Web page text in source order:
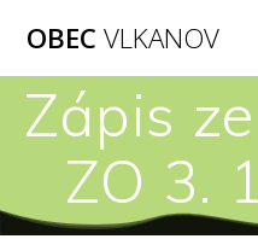
OBEC VLKANOV
Zápis
ZO 3.